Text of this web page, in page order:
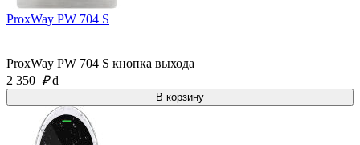
ProxWay PW 704 S
ProxWay PW 704 S кнопка выхода
2 350 ₽ d